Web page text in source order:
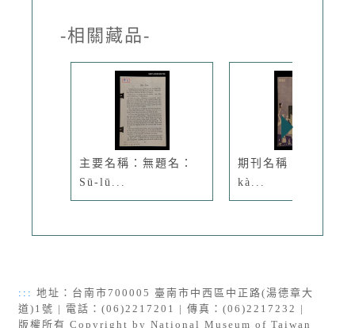
-相關藏品-
主要名稱：無題名：
Sū-lū...
期刊名稱：Ki-tok-
kà...
::: 地址：台南市700005 臺南市中西區中正路(湯德章大
道)1號 | 電話：(06)2217201 | 傳真：(06)2217232 |
版權所有 Copyright by National Museum of Taiwan